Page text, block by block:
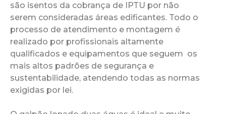
são isentos da cobrança de IPTU por não
serem consideradas áreas edificantes. Todo o
processo de atendimento e montagem é
realizado por profissionais altamente
qualificados e equipamentos que seguem os
mais altos padrões de segurança e
sustentabilidade, atendendo todas as normas
exigidas por lei.